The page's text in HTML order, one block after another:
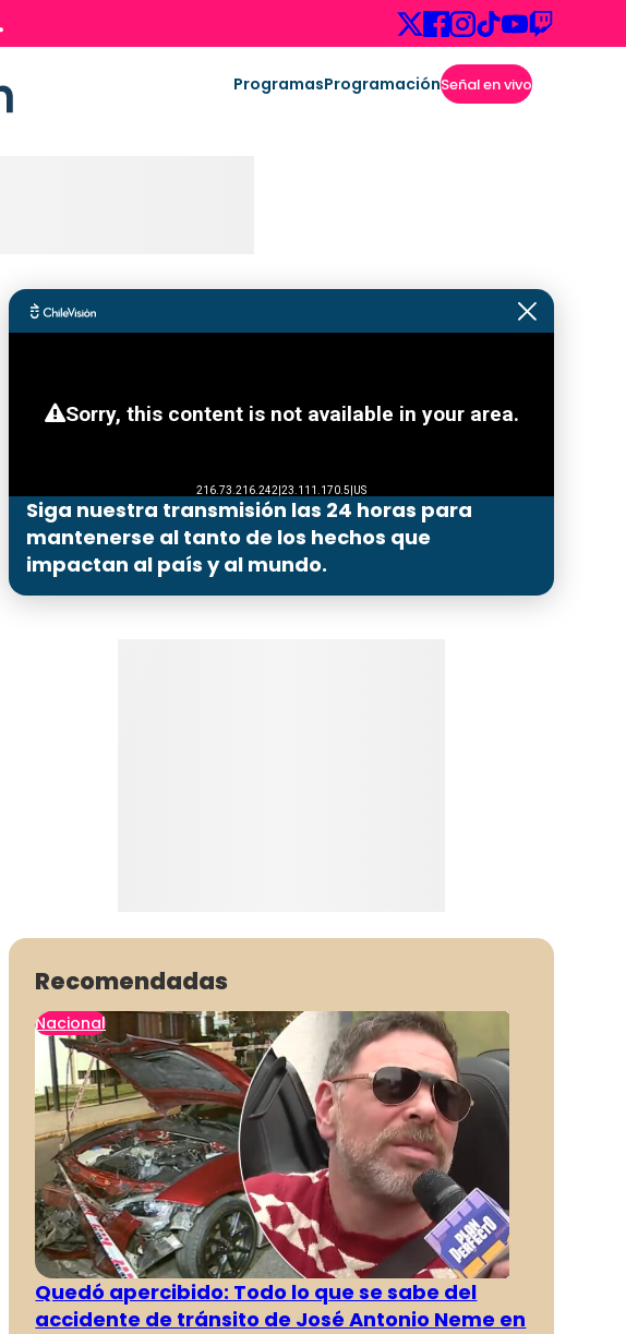
ProgramasProgramaciónSeñal en vivo
Siga nuestra transmisión las 24 horas para
mantenerse al tanto de los hechos que
impactan al país y al mundo.
Recomendadas
Nacional
Quedó apercibido: Todo lo que se sabe del
accidente de tránsito de José Antonio Neme en